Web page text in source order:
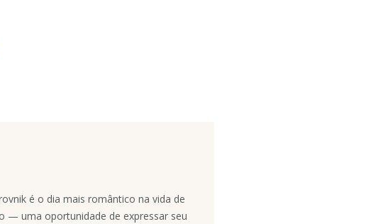
é o dia mais romântico na vida de
— uma oportunidade de expressar seu